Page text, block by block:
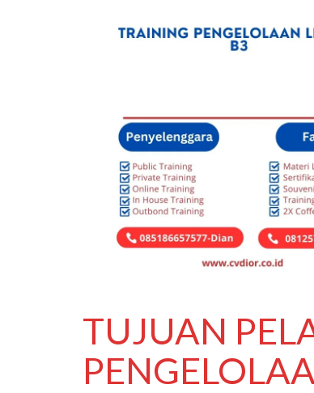
TUJUAN